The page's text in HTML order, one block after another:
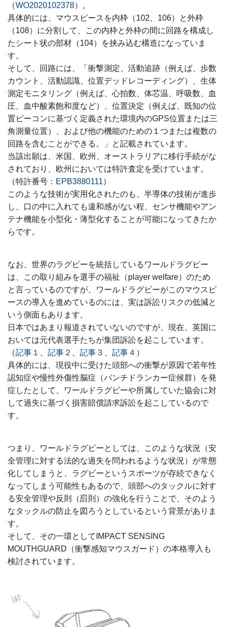
（WO2020102378）。
具体的には、マウスピースを内枠（102、106）と外枠
（108）に分割して、この内枠と外枠の間に回路を構成し
たシート状の部材（104）を挟み込む構造になっていま
す。
そして、回路には、「衝撃測定、活動追跡（例えば、歩数
カウント、活動認識、位置デッドレコーディング）、生体
測定モニタリング（例えば、心拍数、体芯温、呼吸数、血
圧、血中酸素飽和度など）、位置決定（例えば、既知の位
置ビーコンに基づく定義された環境内のGPS位置または三
角測量位置）、および他の機能のための１つまたは複数の
回路を含むことができる。」と記載されています。
当該出願は、米国、欧州、オーストラリアに移行手続がな
されており、欧州においては特許査定を受けています。
（特許番号： EPB3880111）
このような技術が実用化されたのも、半導体の技術が進歩
し、口の中に入れても違和感がない程、センサ機能やアン
テナ機能を小型化・薄型化することが可能になってきたか
らです。
なお、世界のラグビーを統括しているワールドラグビー
は、この取り組みを選手の福祉（player welfare）のため
と言っているのですが、ワールドラグビーがこのマウスピ
ースの導入を進めているのには、実は訴訟リスクの低減と
いう側面もあります。
日本ではあまり報道されていないのですが、現在、英国に
おいては元代表選手たちが集団訴訟を起こしています。
（記事１ 記事２ 記事３ 記事４ ）
具体的には、現役中に受けた頭部への衝撃が原因で若年性
認知症や慢性外傷性脳症（パンチドランカー症候群）を発
症したとして、ワールドラグビーや所属していた協会に対
して過失に基づく損害賠償請求訴訟を起こしているので
す。
つまり、ワールドラグビーとしては、このような状況（安
全管理に対する法的な過失を問われるような状況）が常態
化してしまうと、ラグビーというスポーツが存続できなく
なってしまう可能性もあるので、頭部へのタックルに対す
る安全管理や反則（罰則）の強化を行うことで、そのよう
なタックルの防止を図ろうとしているという背景がありま
す。
そして、その一環としてIMPACT SENSING
MOUTHGUARD（衝撃感知マウスガード）の本格導入も
検討されています。